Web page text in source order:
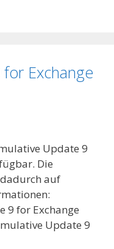
Exchange
Update 9
Die
auf
9 for Exchange
Update 9